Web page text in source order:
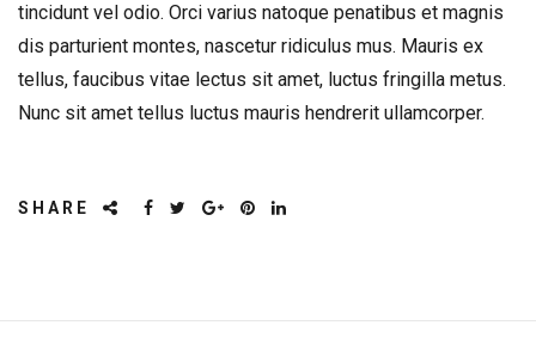
tincidunt vel odio. Orci varius natoque penatibus et magnis
dis parturient montes, nascetur ridiculus mus. Mauris ex
tellus, faucibus vitae lectus sit amet, luctus fringilla metus.
Nunc sit amet tellus luctus mauris hendrerit ullamcorper.
SHARE